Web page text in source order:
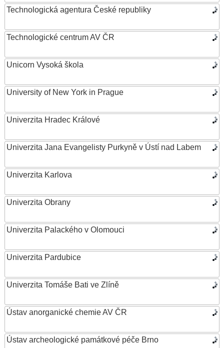
Technologická agentura České republiky
Technologické centrum AV ČR
Unicorn Vysoká škola
University of New York in Prague
Univerzita Hradec Králové
Univerzita Jana Evangelisty Purkyně v Ústí nad Labem
Univerzita Karlova
Univerzita Obrany
Univerzita Palackého v Olomouci
Univerzita Pardubice
Univerzita Tomáše Bati ve Zlíně
Ústav anorganické chemie AV ČR
Ústav archeologické památkové péče Brno